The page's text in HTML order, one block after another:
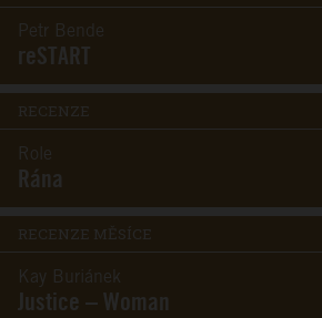
Petr Bende
reSTART
RECENZE
Role
Rána
RECENZE MĚSÍCE
Kay Buriánek
Justice – Woman